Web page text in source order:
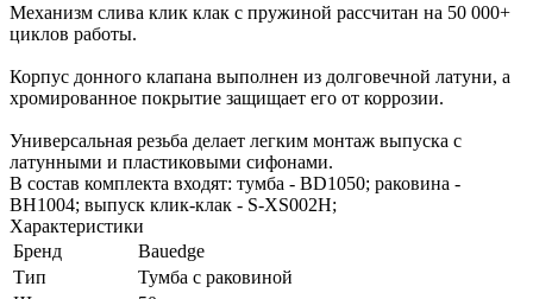
Механизм слива клик клак с пружиной рассчитан на 50 000+
циклов работы.
Корпус донного клапана выполнен из долговечной латуни, а
хромированное покрытие защищает его от коррозии.
Универсальная резьба делает легким монтаж выпуска с
латунными и пластиковыми сифонами.
В состав комплекта входят: тумба - BD1050; раковина -
BH1004; выпуск клик-клак - S-XS002H;
Характеристики
Бренд
Bauedge
Тип
Тумба с раковиной